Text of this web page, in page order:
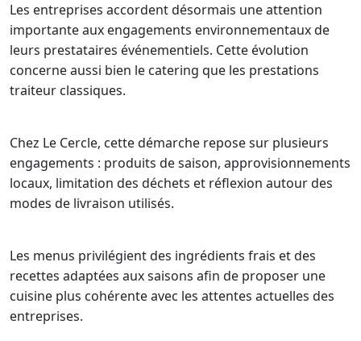
Les entreprises accordent désormais une attention
importante aux engagements environnementaux de
leurs prestataires événementiels. Cette évolution
concerne aussi bien le catering que les prestations
traiteur classiques.
Chez Le Cercle, cette démarche repose sur plusieurs
engagements : produits de saison, approvisionnements
locaux, limitation des déchets et réflexion autour des
modes de livraison utilisés.
Les menus privilégient des ingrédients frais et des
recettes adaptées aux saisons afin de proposer une
cuisine plus cohérente avec les attentes actuelles des
entreprises.